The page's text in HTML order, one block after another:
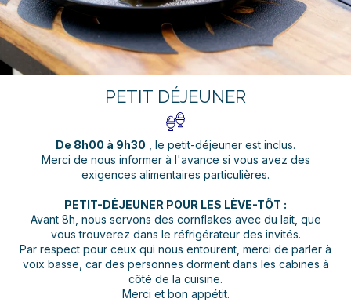
PETIT DÉJEUNER
De 8h00 à 9h30 , le petit-déjeuner est inclus.
Merci de nous informer à l'avance si vous avez des
exigences alimentaires particulières.
PETIT-DÉJEUNER POUR LES LÈVE-TÔT :
Avant 8h, nous servons des cornflakes avec du lait, que
vous trouverez dans le réfrigérateur des invités.
Par respect pour ceux qui nous entourent, merci de parler à
voix basse, car des personnes dorment dans les cabines à
côté de la cuisine.
Merci et bon appétit.